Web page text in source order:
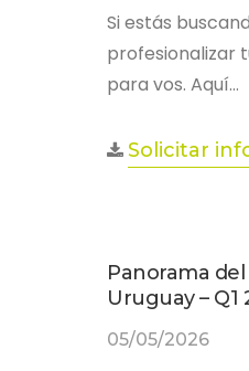
Si estás
profesionalizar
para vos. Aquí…
Solicitar
Panorama
Uruguay – Q1
05/05/2026